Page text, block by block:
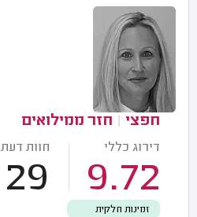
חפצי חזר ממילואים
דירוג כללי
9.72
חוות דעת
29
זמינות חלקית